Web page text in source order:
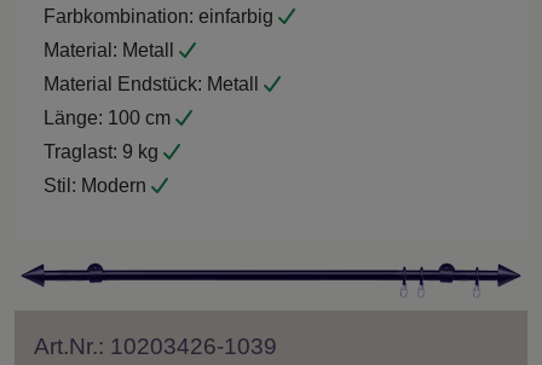
Farbkombination: einfarbig
Material: Metall
Material Endstück: Metall
Länge: 100 cm
Traglast: 9 kg
Stil: Modern
Art.Nr.: 10203426-1039